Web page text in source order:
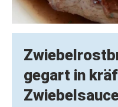
gegart in